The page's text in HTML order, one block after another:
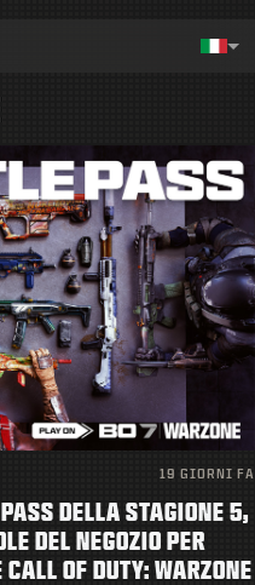
19 GIORNI FA
DELLA STAGIONE 5,
DEL NEGOZIO PER
OF DUTY: WARZONE